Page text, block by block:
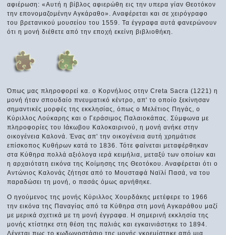
αφιέρωση: «Αυτή η βίβλος αφιερώθη εις την υπερα γίαν Θεοτόκον
την επονομαζομένην Αγκάραθο». Αναφέρεται και σε χειρόγραφο
του βρετανικού μουσείου του 1559. Τα έγγραφα αυτά φανερώνουν
ότι η μονή διέθετε από την εποχή εκείνη βιβλιοθήκη.
Όπως μας πληροφορεί κα. ο Κορνήλιος οτην Creta Sacra (1221) η
μονή ήταν σπουδαίο πνευματικό κέντρο, απ' το οποίο ξεκίνησαν
σημαντικές μορφές της εκκλησίας, όπως ο Μελέτιος Πηγάς, ο
Κύριλλος Λούκαρης και ο Γεράσιμος Παλαιοκάπας. Σύμφωνα με
πληροφορίες του Ιάκωβου Καλοκαιρινού, η μονή ανήκε στην
οικογένεια Καλονά. Ένας απ' την οικογένεια αυτή χρημάτισε
επίσκοπος Κυθήρων κατά το 1836. Τότε φαίνεται μεταφέρθηκαν
στα Κύθηρα πολλά αξιόλογα ιερά κειμήλια, μεταξύ των οποίων και
η αρχαιότατη εικόνα της Κοίμησης της Θεοτόκου. Αναφέρεται ότι ο
Αντώνιος Καλονάς ζήτησε από το Μουσταφά Ναϊλί Πασά, να του
παραδώσει τη μονή, ο πασάς όμως αρνήθηκε.
Ο ηγούμενος της μονής Κύριλλος Χουρδάκης μετέφερε το 1966
την εικόνα της Παναγίας από τα Κύθηρα στη μονή Αγκαράθου μαζί
με μερικά σχετικά με τη μονή έγγραφα. Η σημερινή εκκλησία της
μονής κτίστηκε στη θέση της παλιάς και εγκαινιάστηκε το 1894.